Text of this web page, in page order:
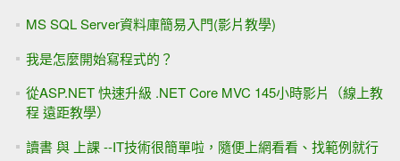
MS SQL Server資料庫簡易入門(影片教學)
我是怎麼開始寫程式的？
從ASP.NET 快速升級 .NET Core MVC 145小時影片（線上教
程 遠距教學）
讀書 與 上課 --IT技術很簡單啦，隨便上網看看、找範例就行